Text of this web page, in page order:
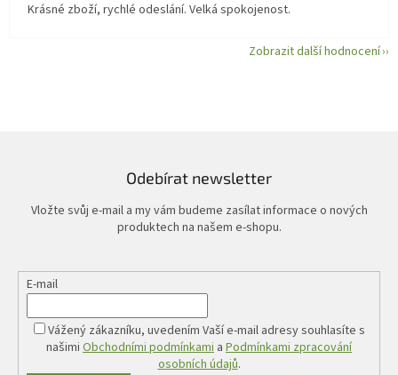
Krásné zboží, rychlé odeslání. Velká spokojenost.
Zobrazit další hodnocení
Odebírat newsletter
Vložte svůj e-mail a my vám budeme zasílat informace o nových
produktech na našem e-shopu.
E-mail
Vážený zákazníku, uvedením Vaší e-mail adresy souhlasíte s
našimi Obchodními podmínkami a Podmínkami zpracování
osobních údajů.